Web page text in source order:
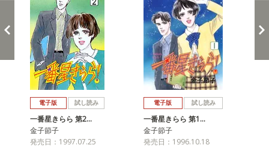
電子版 試し読み
一番星きらら 第2…
金子節子
発売日：1997.07.25
電子版 試し読み
一番星きらら 第1…
金子節子
発売日：1996.10.18